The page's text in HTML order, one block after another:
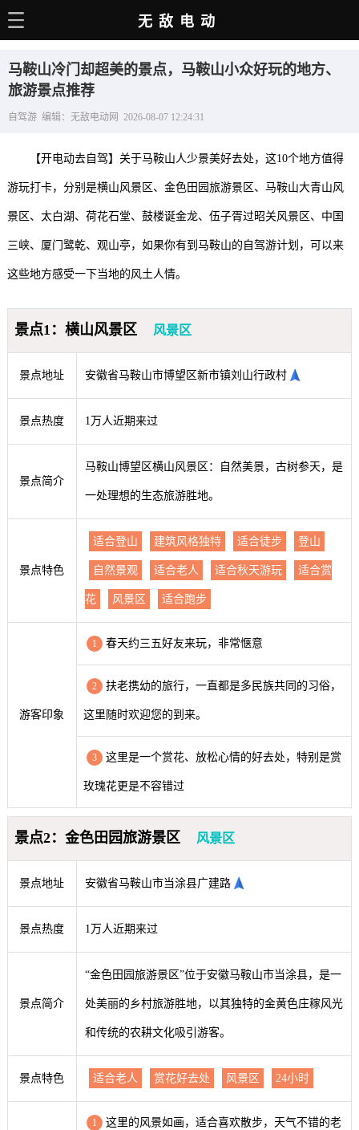
电动百科
电车资讯
电车手册
选车推荐
充电站
用车百科
经销商
无敌电动
马鞍山冷门却超美的景点，马鞍山小众好玩的地方、
旅游景点推荐
自驾游 编辑：无敌电动网 2026-08-07 12:24:31
【开电动去自驾】关于马鞍山人少景美好去处，这10个地方值得
游玩打卡，分别是横山风景区、金色田园旅游景区、马鞍山大青山风
景区、太白湖、荷花石堂、鼓楼诞金龙、伍子胥过昭关风景区、中国
三峡、厦门鹭乾、观山亭，如果你有到马鞍山的自驾游计划，可以来
这些地方感受一下当地的风土人情。
景点1：横山风景区 风景区
景点地址 安徽省马鞍山市博望区新市镇刘山行政村
景点热度 1万人近期来过
景点简介
马鞍山博望区横山风景区：自然美景，古树参天，是
一处理想的生态旅游胜地。
景点特色
适合登山 建筑风格独特 适合徒步 登山
自然景观 适合老人 适合秋天游玩 适合赏
花 风景区 适合跑步
游客印象
1 春天约三五好友来玩，非常惬意
2 扶老携幼的旅行，一直都是多民族共同的习俗，
这里随时欢迎您的到来。
3 这里是一个赏花、放松心情的好去处，特别是赏
玫瑰花更是不容错过
景点2：金色田园旅游景区 风景区
景点地址 安徽省马鞍山市当涂县广建路
景点热度 1万人近期来过
景点简介
“金色田园旅游景区”位于安徽马鞍山市当涂县，是一
处美丽的乡村旅游胜地，以其独特的金黄色庄稼风光
和传统的农耕文化吸引游客。
景点特色 适合老人 赏花好去处 风景区 24小时
1 这里的风景如画，适合喜欢散步，天气不错的老